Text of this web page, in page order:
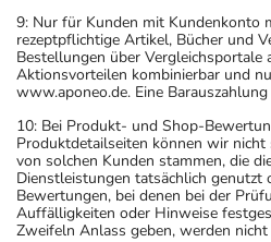
9: Nur für Kunden mit Kundenkonto
rezeptpflichtige Artikel, Bücher und
Bestellungen über Vergleichsportale
Aktionsvorteilen kombinierbar und
www.aponeo.de. Eine
10: Bei Produkt- und Shop-
Produktdetailseiten können wir nicht
von solchen Kunden stammen, die
Dienstleistungen tatsächlich genutzt
Bewertungen, bei denen bei der
Auffälligkeiten oder Hinweise
Zweifeln Anlass geben, werden